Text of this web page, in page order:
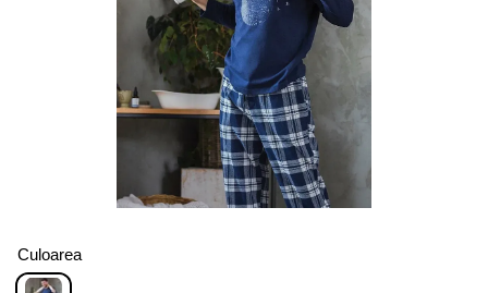
Culoarea